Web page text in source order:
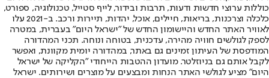
כוללות ערוצי חדשות ודעות, תרבות ובידור, לייף סטייל, טכנולוגיה, ספורט,
כלכלה וצרכנות, בריאות, חיילים, אוכל, יהדות, תיירות ורכב. ב-2021 עלו
לאוויר האתר החדש והיישומון החדש של "ישראל היום" בעברית, במטרה
לספק לגולשים חוויה מהירה, עדכנית, בטוחה ונוחה. תכני המהדורה
המודפסת של העיתון זמינים גם באתר, במהדורה יומית מקוונת, ואפשר
לקבל אותם גם בניוזלטר. מועדון ההטבות הייחודי "הקליקה של ישראל
היום" מציע לגולשי האתר הנחות ומבצעים על מוצרים ושירותים. ישראל